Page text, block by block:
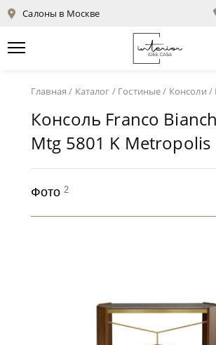
Салоны в Москве
Главная / Каталог / Гостиные/ Консоли /
Консоль Franco
Mtg 5801 K Metropolis
Фото 2